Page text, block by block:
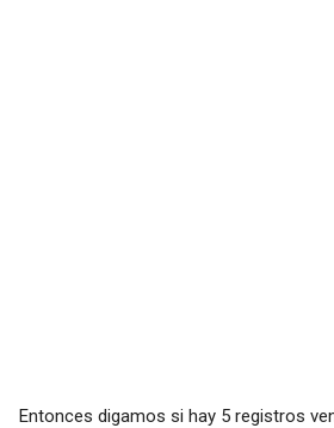
Entonces digamos si hay 5 registros